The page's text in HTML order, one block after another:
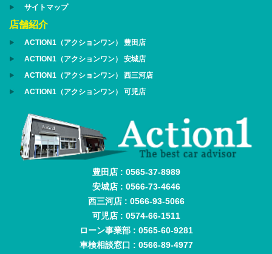
サイトマップ
店舗紹介
ACTION1（アクションワン） 豊田店
ACTION1（アクションワン） 安城店
ACTION1（アクションワン） 西三河店
ACTION1（アクションワン） 可児店
豊田店 : 0565-37-8989
安城店 : 0566-73-4646
西三河店 : 0566-93-5066
可児店 : 0574-66-1511
ローン事業部 : 0565-60-9281
車検相談窓口 : 0566-89-4977